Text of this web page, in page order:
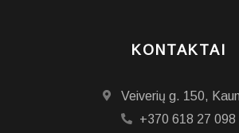
KONTAKTAI
Veiverių g. 150,
+370 618 27 098